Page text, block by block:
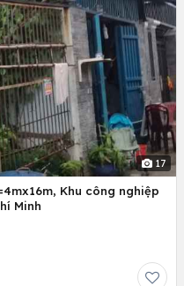
17
Khu công nghiệp
Minh